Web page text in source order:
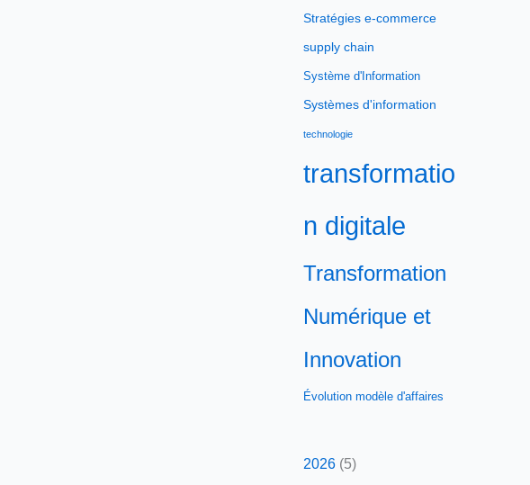
Stratégies e-commerce
supply chain
Système d'Information
Systèmes d'information
technologie
transformatio
n digitale
Transformation
Numérique et
Innovation
Évolution modèle d'affaires
2026 (5)